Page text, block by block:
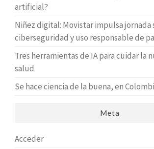
artificial?
Niñez digital: Movistar impulsa jornada
ciberseguridad y uso responsable de
Tres herramientas de IA para cuidar la
salud
Se hace ciencia de la buena, en
Meta
Acceder